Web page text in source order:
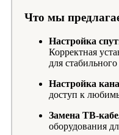
Что мы
Настройка
Корректная
для
Настройка
доступ к
Замена ТВ-
оборудования